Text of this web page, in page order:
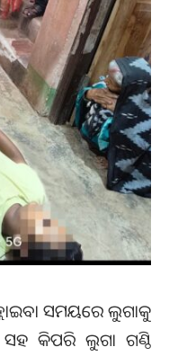
ସମୟରେ ଲୁଗାକୁ
ସହ କିପରି ଲୁଗା ଗଣ୍ଠି